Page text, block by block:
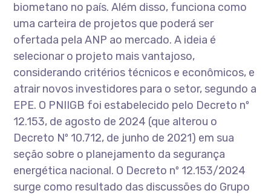
biometano no país. Além disso, funciona como
uma carteira de projetos que poderá ser
ofertada pela ANP ao mercado. A ideia é
selecionar o projeto mais vantajoso,
considerando critérios técnicos e econômicos, e
atrair novos investidores para o setor, segundo a
EPE. O PNIIGB foi estabelecido pelo Decreto nº
12.153, de agosto de 2024 (que alterou o
Decreto Nº 10.712, de junho de 2021) em sua
seção sobre o planejamento da segurança
energética nacional. O Decreto nº 12.153/2024
surge como resultado das discussões do Grupo